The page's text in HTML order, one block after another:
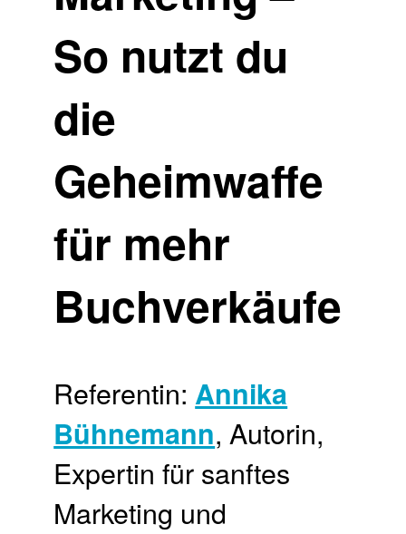
So nutzt du
die
Geheimwaffe
für mehr
Buchverkäufe
Referentin: Annika
Bühnemann, Autorin,
Expertin für sanftes
Marketing und